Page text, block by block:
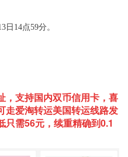
日14点59分。
，支持国内双币信用卡，喜
走爱淘转运美国转运线路发
只需56元，续重精确到0.1